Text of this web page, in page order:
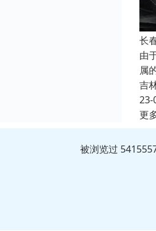
长
由
属
吉
23-
更
被浏览过